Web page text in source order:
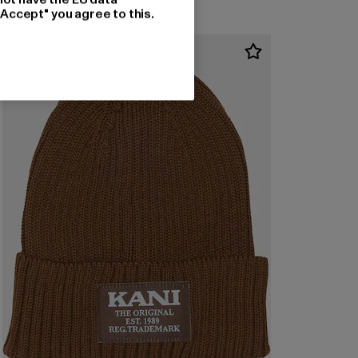
you agree to this.